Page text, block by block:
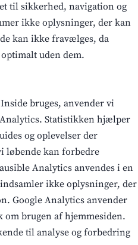
til sikkerhed, navigation og
ikke oplysninger, der kan
kan ikke fravælges, da
uden dem.
bruges, anvender vi
Statistikken hjælper
og oplevelser der
løbende kan forbedre
Analytics anvendes i en
ikke oplysninger, der
Google Analytics anvender
brugen af hjemmesiden.
til analyse og forbedring